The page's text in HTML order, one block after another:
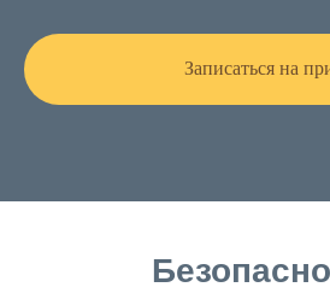
Записаться на